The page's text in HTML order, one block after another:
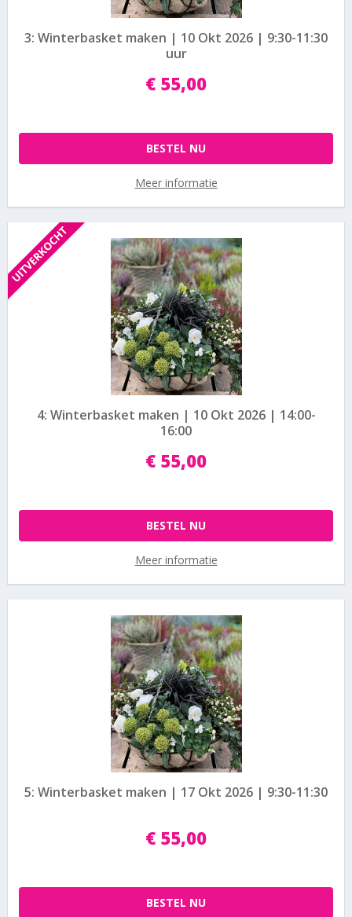
3: Winterbasket maken | 10 Okt 2026 | 9:30-11:30
uur
€ 55,00
Meer informatie
BESTEL NU
4: Winterbasket maken | 10 Okt 2026 | 14:00-
16:00
€ 55,00
Meer informatie
BESTEL NU
5: Winterbasket maken | 17 Okt 2026 | 9:30-11:30
€ 55,00
BESTEL NU